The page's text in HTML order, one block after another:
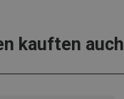
kauften auch